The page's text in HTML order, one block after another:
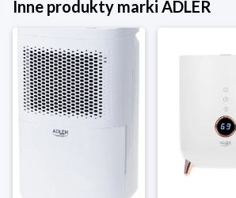
Inne produkty marki ADLER